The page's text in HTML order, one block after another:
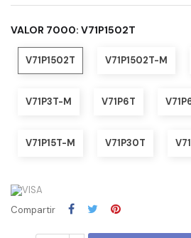
VALOR 7000: V71P1502T
V71P1502T V71P1502T-M
V71P3T-M V71P6T
V71P15T-M V71P30T
Compartir